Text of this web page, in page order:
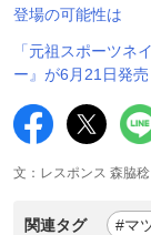
登場の可能性は
「元祖スポーツネ
ー』が6月21日発
文：レスポンス 森脇稔
関連タグ #マ